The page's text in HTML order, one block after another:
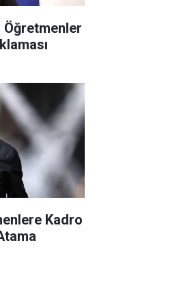
Öğretmenler
Kadro